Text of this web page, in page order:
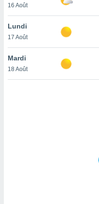
de
16 Août
Lundi
17 Août
Mardi
18 Août